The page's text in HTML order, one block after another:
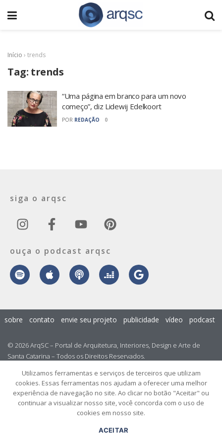
Início › trends
Tag: trends
“Uma página em branco para um novo
começo”, diz Lidewij Edelkoort
POR REDAÇÃO 0
siga o arqsc
ouça o podcast arqsc
© 2026 ArqSC – Portal de Arquitetura, Interiores, Design e Arte de
Santa Catarina – Todos os Direitos Reservados.
sobre contato envie seu projeto publicidade vídeo podcast
Utilizamos ferramentas e serviços de terceiros que utilizam
cookies. Essas ferramentas nos ajudam a oferecer uma melhor
experiência de navegação no site. Ao clicar no botão "Aceitar" ou
continuar a visualizar nosso site, você concorda com o uso de
cookies em nosso site.
ACEITAR